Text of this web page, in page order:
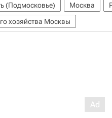
(Подмосковье)
Москва
хозяйства Москвы